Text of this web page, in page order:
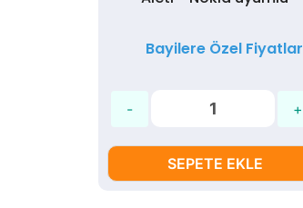
Bayilere Özel Fiyatlar
SEPETE EKLE